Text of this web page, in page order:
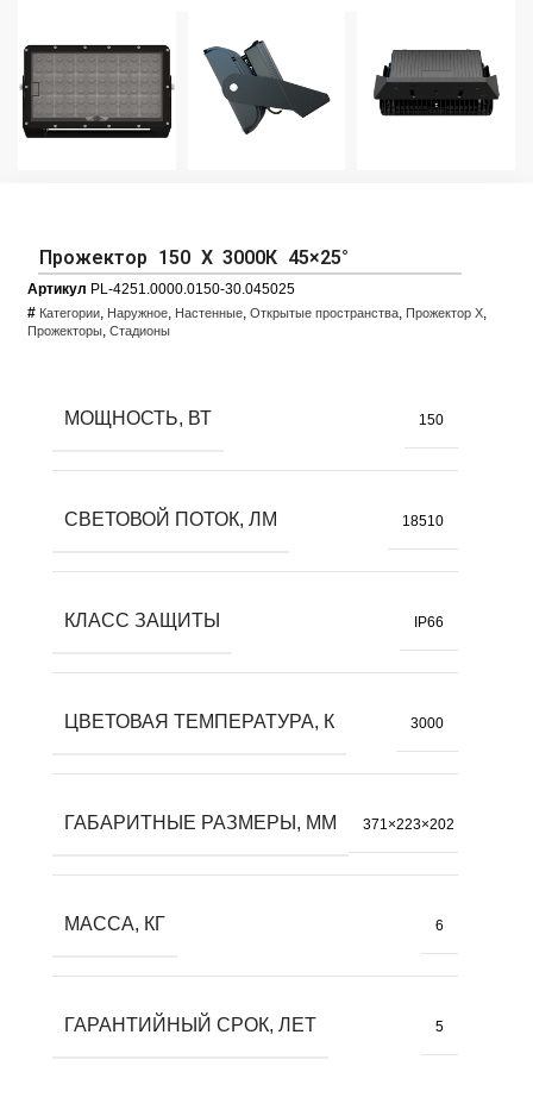
Прожектор 150 X 3000К 45×25°
Артикул PL-4251.0000.0150-30.045025
# Категории, Наружное, Настенные, Открытые пространства, Прожектор X,
Прожекторы, Стадионы
МОЩНОСТЬ, ВТ 150
СВЕТОВОЙ ПОТОК, ЛМ 18510
КЛАСС ЗАЩИТЫ IP66
ЦВЕТОВАЯ ТЕМПЕРАТУРА, К 3000
ГАБАРИТНЫЕ РАЗМЕРЫ, ММ 371×223×202
МАССА, КГ 6
ГАРАНТИЙНЫЙ СРОК, ЛЕТ 5